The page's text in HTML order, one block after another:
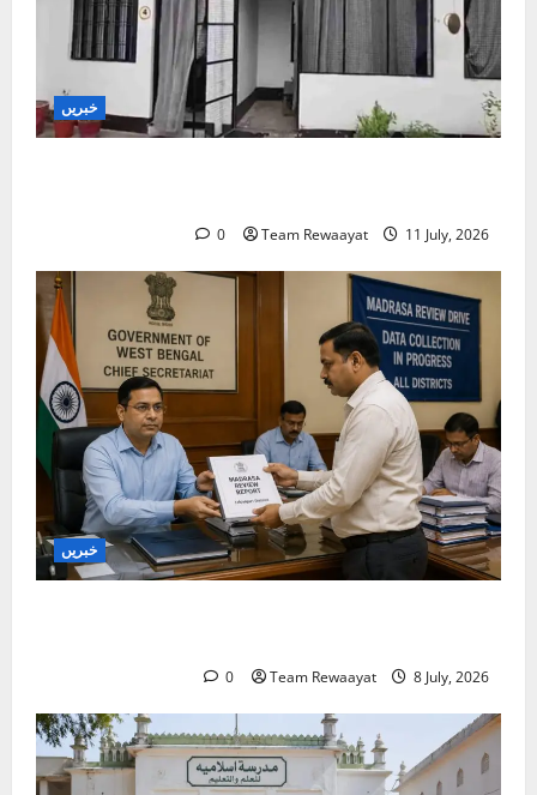
خبریں
Team Rewaayat 11 July, 2026
0
خبریں
Team Rewaayat 8 July, 2026
0